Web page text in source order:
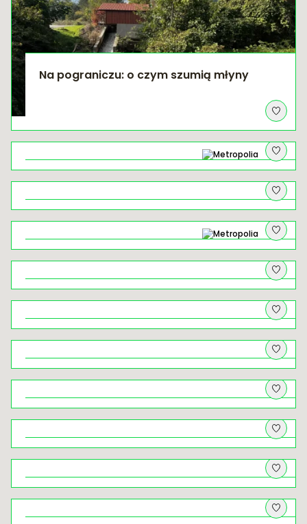
Na pograniczu: o czym szumią młyny
Zanurz się w leśnej kąpieli Doliny
Mnikowskiej
Łysa Góra w Krakowie – ceramiczny
spacer śladami realizacji z „Kamionki"
Do Kochanowa jeden krok
Architektki. Herstorie budynków
zaprojektowanych przez kobiety
Niezwykłe Jezioro Rożnowskie
Z psem w krainę wapiennych skał –
wędrówka dookoła Nielepic i przez
Dolinę Brzoskwinki
Nowy Sącz – między rzekami, między
dawniej a dziś
Z psem na Lubomir, Łysinę i Trzy
Kopce. I panorama, po którą wraca się
jak po oddech
Natura pod dachem – przyrodniczy
Kraków na niepogodę